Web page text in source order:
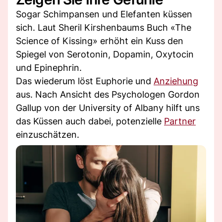
Sogar Schimpansen und Elefanten küssen
sich. Laut Sheril Kirshenbaums Buch «The
Science of Kissing» erhöht ein Kuss den
Spiegel von Serotonin, Dopamin, Oxytocin
und Epinephrin.
Das wiederum löst Euphorie und Anziehung
aus. Nach Ansicht des Psychologen Gordon
Gallup von der University of Albany hilft uns
das Küssen auch dabei, potenzielle Partner
einzuschätzen.